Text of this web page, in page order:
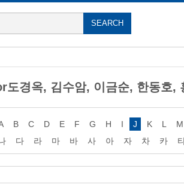
경옥, 김수암, 이금순, 한동호,
B C D E F G H I J K L M
다 라 마 바 사 아 자 차 카